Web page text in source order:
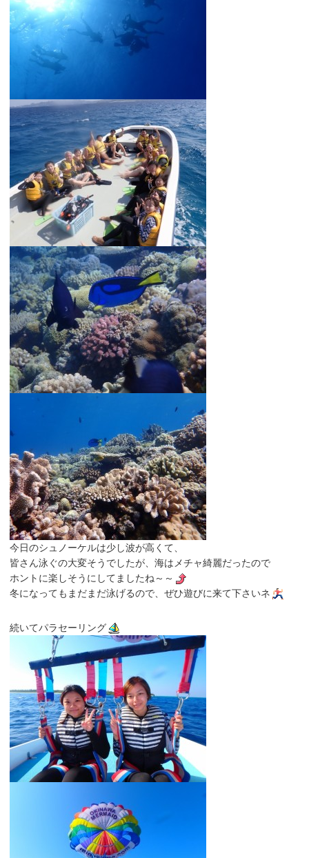
今日のシュノーケルは少し波が高くて、
皆さん泳ぐの大変そうでしたが、海はメチャ綺麗だったので
ホントに楽しそうにしてましたね～～
冬になってもまだまだ泳げるので、ぜひ遊びに来て下さいネ
続いてパラセーリング